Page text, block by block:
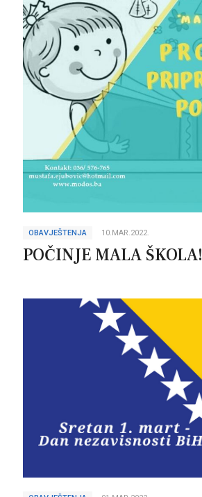
OBAVJEŠTENJA 10.MAR.2022.
POČINJE MALA ŠKOLA!